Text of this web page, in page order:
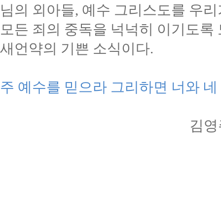
님의 외아들, 예수 그리스도를 우
모든 죄의 중독을 넉넉히 이기도록
새언약의 기쁜 소식이다.
주 예수를 믿으라 그리하면 너와
김